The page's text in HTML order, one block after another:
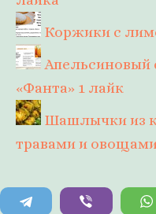
Коржики с
«Фанта» 1 лайк
Шашлычки из
травами и